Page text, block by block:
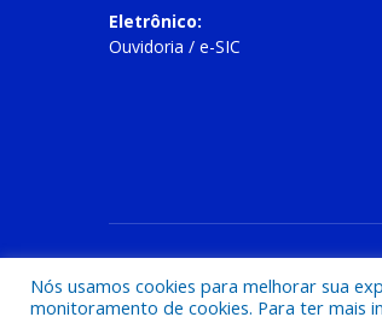
Eletrônico:
Ouvidoria / e-SIC
Nós usamos cookies para melhorar sua
monitoramento de cookies. Para ter mais